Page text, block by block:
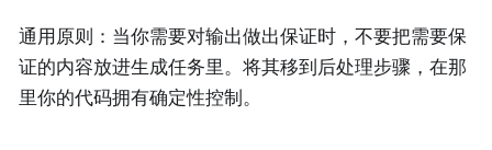
通用原则：当你需要对输出做出保证时，不要把需要保
证的内容放进生成任务里。将其移到后处理步骤，在那
里你的代码拥有确定性控制。